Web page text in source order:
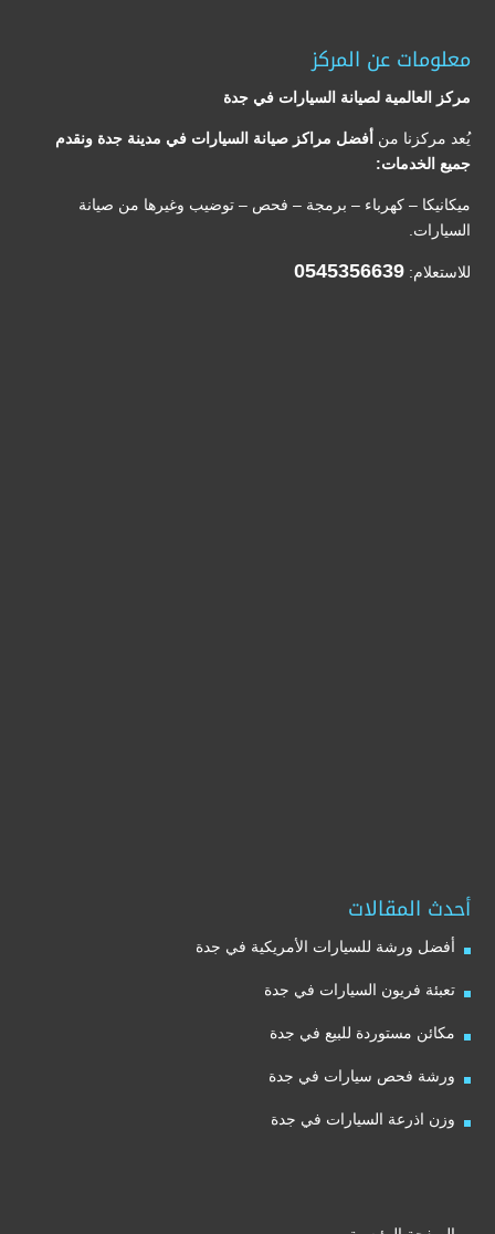
معلومات عن المركز
مركز العالمية لصيانة السيارات في جدة
يُعد مركزنا من أفضل مراكز صيانة السيارات في مدينة جدة ونقدم
جميع الخدمات:
ميكانيكا – كهرباء – برمجة – فحص – توضيب وغيرها من صيانة
السيارات.
للاستعلام: 0545356639
أحدث المقالات
أفضل ورشة للسيارات الأمريكية في جدة
تعبئة فريون السيارات في جدة
مكائن مستوردة للبيع في جدة
ورشة فحص سيارات في جدة
وزن اذرعة السيارات في جدة